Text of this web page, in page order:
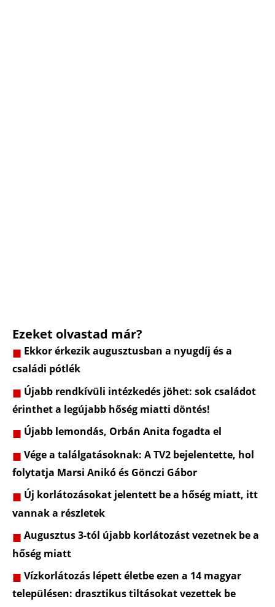
Ezeket olvastad már?
Ekkor érkezik augusztusban a nyugdíj és a
családi pótlék
Újabb rendkívüli intézkedés jöhet: sok családot
érinthet a legújabb hőség miatti döntés!
Újabb lemondás, Orbán Anita fogadta el
Vége a találgatásoknak: A TV2 bejelentette, hol
folytatja Marsi Anikó és Gönczi Gábor
Új korlátozásokat jelentett be a hőség miatt, itt
vannak a részletek
Augusztus 3-tól újabb korlátozást vezetnek be a
hőség miatt
Vízkorlátozás lépett életbe ezen a 14 magyar
településen: drasztikus tiltásokat vezettek be